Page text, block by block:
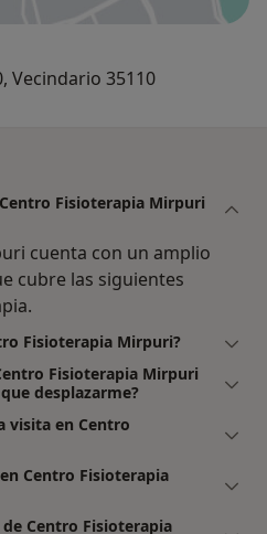
Vecindario 35110
Fisioterapia Mirpuri
cuenta con un amplio
cubre las siguientes
Fisioterapia Mirpuri?
Fisioterapia Mirpuri
desplazarme?
visita en Centro
Centro Fisioterapia
Centro Fisioterapia